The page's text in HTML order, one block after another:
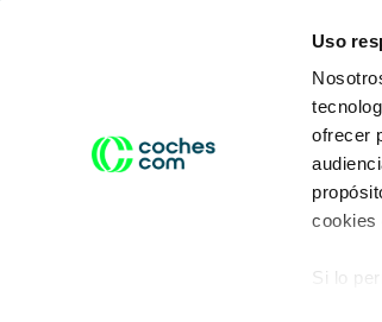
Uso
ofrecer
cookies
Si lo
Conduce tu futuro,
desata tu movilidad